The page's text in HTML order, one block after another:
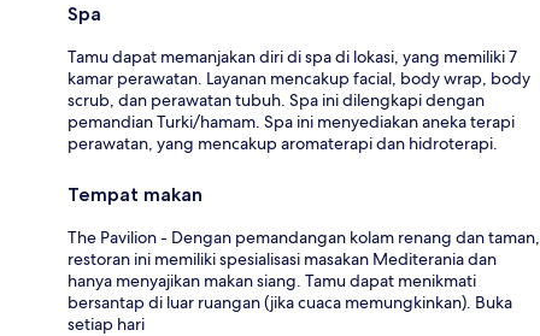
Spa
Tamu dapat memanjakan diri di spa di lokasi, yang memiliki 7
kamar perawatan. Layanan mencakup facial, body wrap, body
scrub, dan perawatan tubuh. Spa ini dilengkapi dengan
pemandian Turki/hamam. Spa ini menyediakan aneka terapi
perawatan, yang mencakup aromaterapi dan hidroterapi.
Tempat makan
The Pavilion - Dengan pemandangan kolam renang dan taman,
restoran ini memiliki spesialisasi masakan Mediterania dan
hanya menyajikan makan siang. Tamu dapat menikmati
bersantap di luar ruangan (jika cuaca memungkinkan). Buka
setiap hari